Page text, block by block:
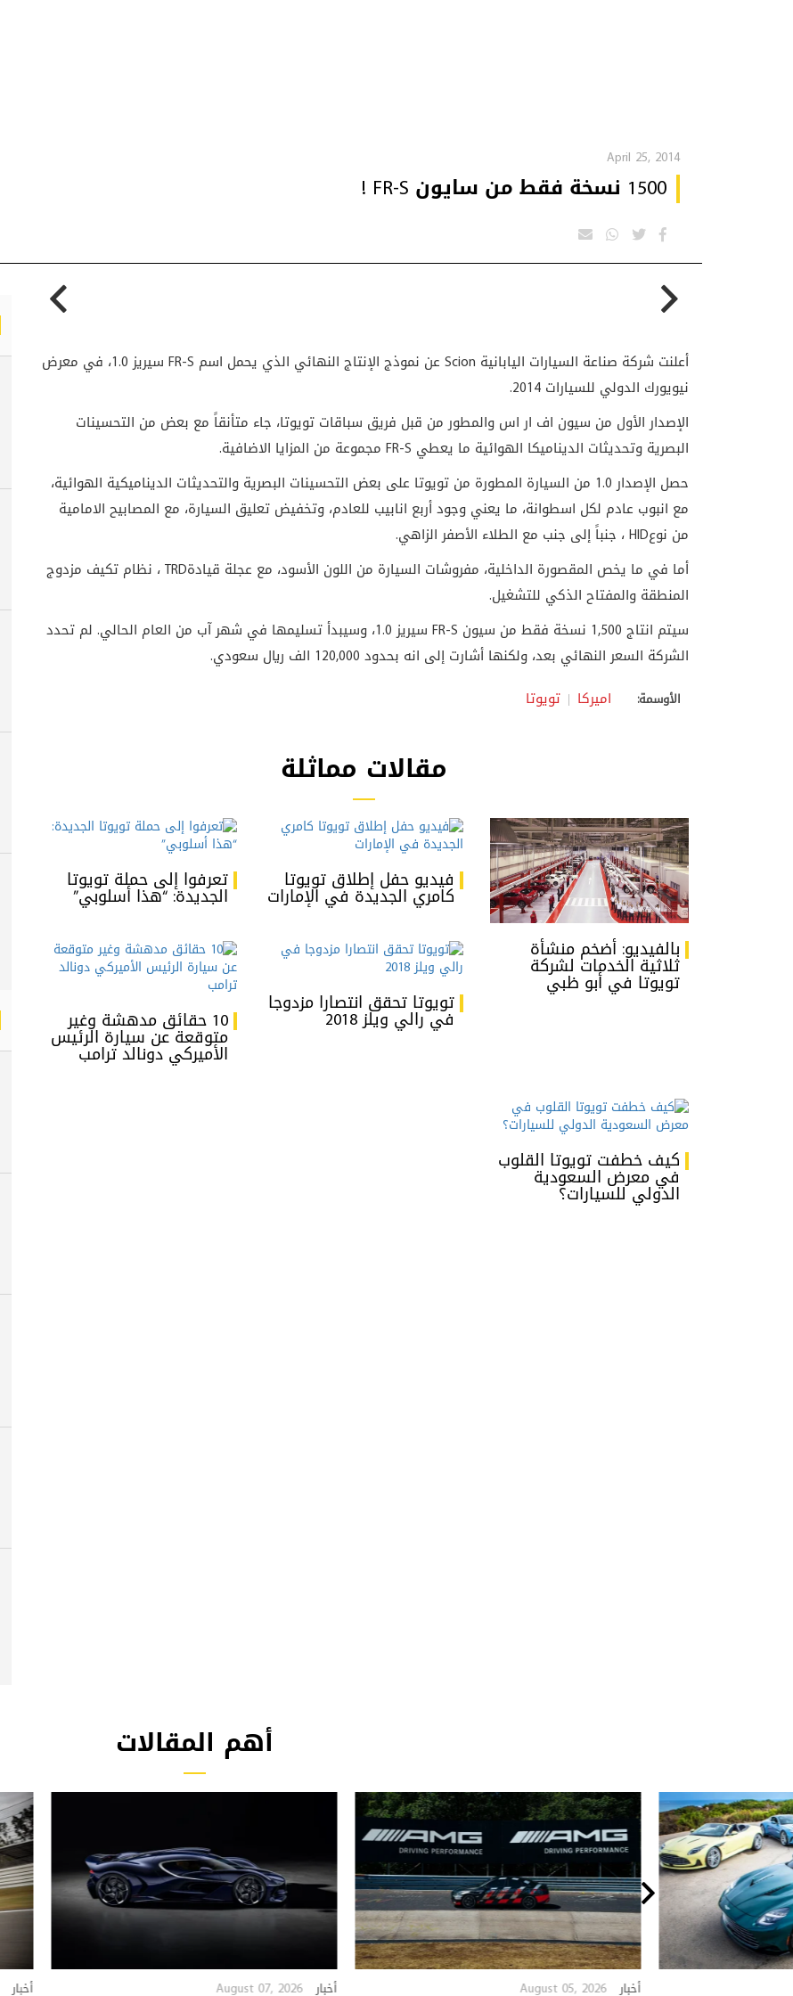
April 25, 2014
1500 نسخة فقط من سايون FR-S !
أعلنت شركة صناعة السيارات اليابانية Scion عن نموذج الإنتاج النهائي الذي يحمل اسم FR-S
سيريز 1.0، في معرض
نيويورك الدولي للسيارات 2014.
الإصدار الأول من سيون اف ار اس والمطور من قبل فريق سباقات تويوتا، جاء متأنقاً مع بعض من التحسينات
البصرية وتحديثات الديناميكا الهوائية ما يعطي FR-S مجموعة من المزايا الاضافية.
حصل الإصدار 1.0 من السيارة المطورة من تويوتا على بعض التحسينات البصرية والتحديثات الديناميكية الهوائية،
مع انبوب عادم لكل اسطوانة، ما يعني وجود أربع انابيب للعادم، وتخفيض تعليق السيارة، مع المصابيح الامامية
من نوعHID، جنباً إلى جنب مع الطلاء الأصفر الزاهي.
أما في ما يخص المقصورة الداخلية، مفروشات السيارة من اللون الأسود، مع عجلة قيادةTRD، نظام تكيف مزدوج
المنطقة والمفتاح الذكي للتشغيل.
سيتم انتاج 1,500 نسخة فقط من سيون
FR-S
سيريز 1.0، وسيبدأ تسليمها في شهر آب من العام الحالي. لم تحدد
الشركة السعر النهائي بعد، ولكنها أشارت إلى انه بحدود 120,000 الف ريال سعودي.
الأوسمة: اميركا تويوتا
مقالات مماثلة
بالفيديو: أضخم منشأة
ثلاثية الخدمات لشركة
تويوتا في أبو ظبي
فيديو حفل إطلاق تويوتا
كامري الجديدة في الإمارات
تعرفوا إلى حملة تويوتا
الجديدة: “هذا أسلوبي”
تويوتا تحقق انتصارا مزدوجا
في رالي ويلز 2018 10 حقائق مدهشة وغير
متوقعة عن سيارة الرئيس
الأميركي دونالد ترامب
كيف خطفت تويوتا القلوب
في معرض السعودية
الدولي للسيارات؟
أهم المقالات
أخبار August 05, 2026 أخبار August 07, 2026 أخبار